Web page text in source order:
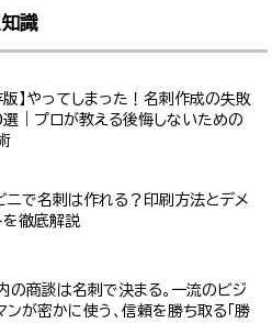
識
版】やってしまった！名刺作成の失敗
｜プロが教える後悔しないための
ニで名刺は作れる？印刷方法とデメ
を徹底解説
の商談は名刺で決まる。一流のビジ
ンが密かに使う、信頼を勝ち取る「勝